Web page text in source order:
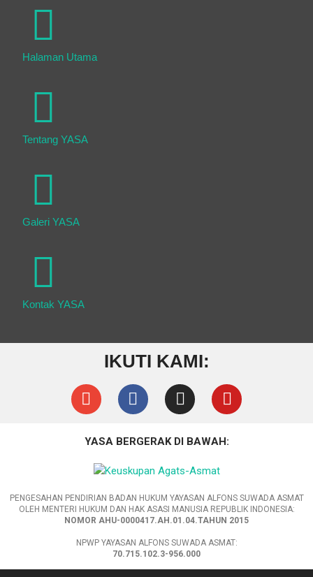
Halaman Utama
Tentang YASA
Galeri YASA
Kontak YASA
IKUTI KAMI:
YASA BERGERAK DI BAWAH:
PENGESAHAN PENDIRIAN BADAN HUKUM YAYASAN ALFONS SUWADA ASMAT
OLEH MENTERI HUKUM DAN HAK ASASI MANUSIA REPUBLIK INDONESIA:
NOMOR AHU-0000417.AH.01.04.TAHUN 2015
NPWP YAYASAN ALFONS SUWADA ASMAT:
70.715.102.3-956.000